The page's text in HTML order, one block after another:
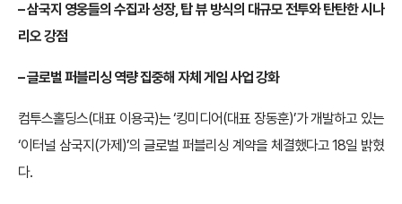
– 삼국지 영웅들의 수집과 성장, 탑 뷰 방식의 대규모 전투와 탄탄한 시나
리오 강점
– 글로벌 퍼블리싱 역량 집중해 자체 게임 사업 강화
컴투스홀딩스(대표 이용국)는 ‘킹미디어(대표 장동훈)’가 개발하고 있는
‘이터널 삼국지(가제)’의 글로벌 퍼블리싱 계약을 체결했다고 18일 밝혔
다.